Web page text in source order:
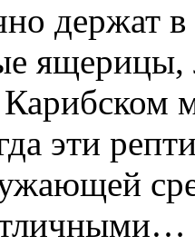
держат
ящерицы,
эти